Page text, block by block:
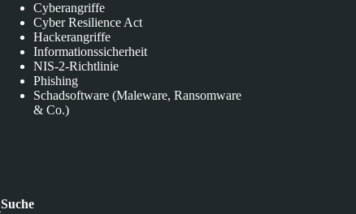
Cyberangriffe
Cyber Resilience Act
Hackerangriffe
Informationssicherheit
NIS-2-Richtlinie
Phishing
Schadsoftware (Maleware, Ransomware
& Co.)
Suche